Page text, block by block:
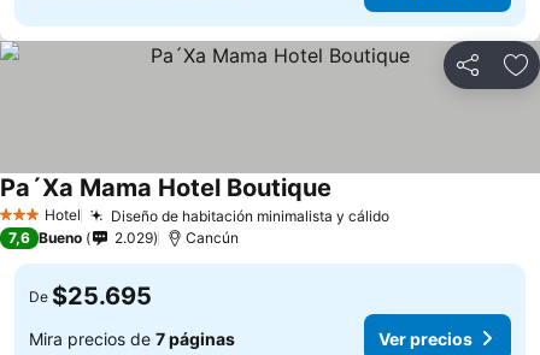
Compartir
3 Estrellas
Hotel Diseño de habitación minimalista y cálido
Pa´Xa Mama Hotel Boutique
7,6 Bueno 2.029 Cancún
De $25.695
Mira precios de 7 páginas Ver precios